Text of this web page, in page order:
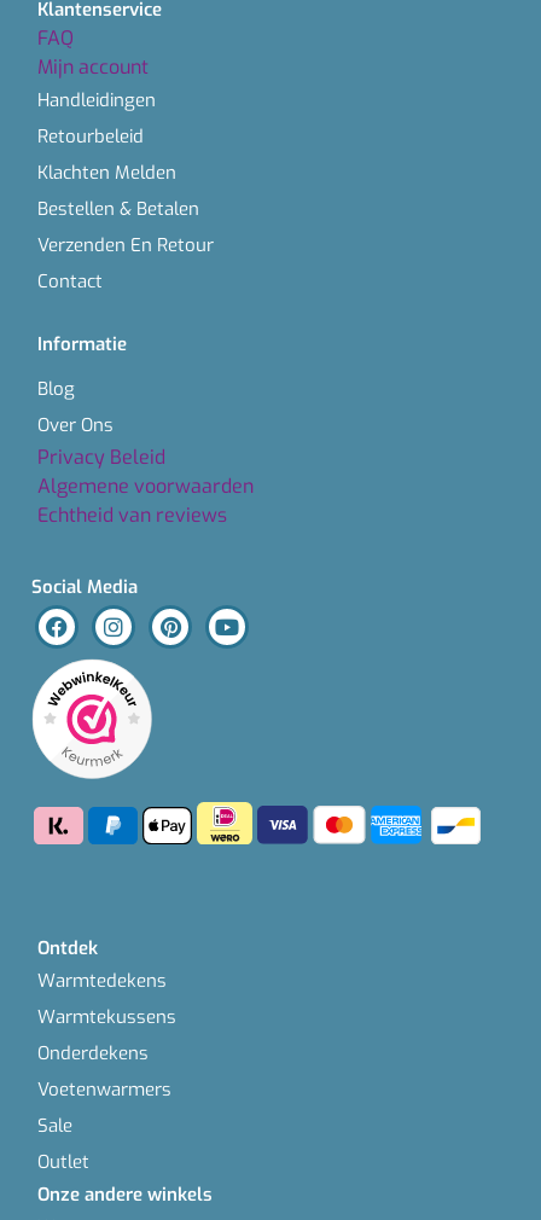
Klantenservice
FAQ
Mijn account
Handleidingen
Retourbeleid
Klachten Melden
Bestellen & Betalen
Verzenden En Retour
Contact
Informatie
Blog
Over Ons
Privacy Beleid
Algemene voorwaarden
Echtheid van reviews
Social Media
Ontdek
Warmtedekens
Warmtekussens
Onderdekens
Voetenwarmers
Sale
Outlet
Onze andere winkels